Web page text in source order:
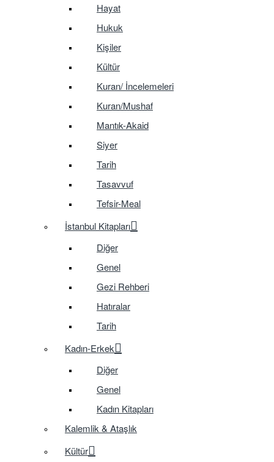
Hayat
Hukuk
Kişiler
Kültür
Kuran/ İncelemeleri
Kuran/Mushaf
Mantık-Akaid
Siyer
Tarih
Tasavvuf
Tefsir-Meal
İstanbul Kitapları
Diğer
Genel
Gezi Rehberi
Hatıralar
Tarih
Kadın-Erkek
Diğer
Genel
Kadın Kitapları
Kalemlik & Ataşlık
Kültür